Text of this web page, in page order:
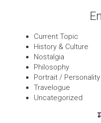
Current Topic
History & Culture
Nostalgia
Philosophy
Portrait / Personality
Travelogue
Uncategorized